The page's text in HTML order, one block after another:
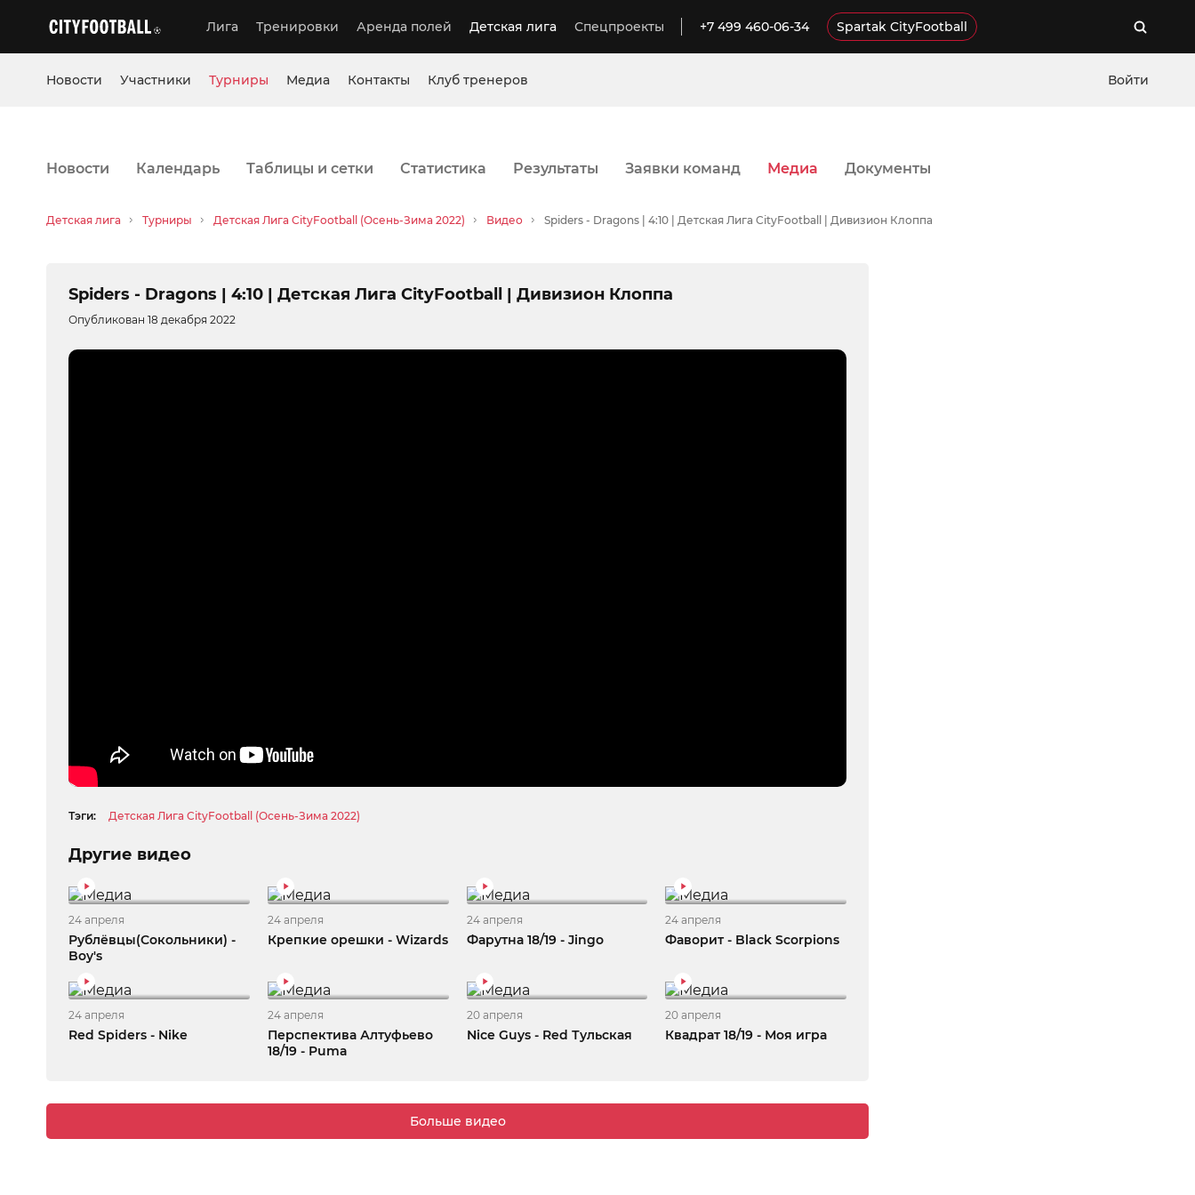
Лига Тренировки Аренда полей Детская лига Спецпроекты +7 499 460-06-34 Spartak CityFootball
Новости Участники Турниры Медиа Контакты Клуб тренеров Войти
Новости Календарь Таблицы и сетки Статистика Результаты Заявки команд Медиа Документы
Детская лига Турниры Детская Лига CityFootball (Осень-Зима 2022) Видео Spiders - Dragons | 4:10 | Детская Лига CityFootball | Дивизион Клоппа
Spiders - Dragons | 4:10 | Детская Лига CityFootball | Дивизион Клоппа
Опубликован 18 декабря 2022
Тэги: Детская Лига CityFootball (Осень-Зима 2022)
Другие видео
24 апреля
Рублёвцы(Сокольники) -
Boy's
24 апреля
Крепкие орешки - Wizards
24 апреля
Фарутна 18/19 - Jingo
24 апреля
Фаворит - Black Scorpions
24 апреля
Red Spiders - Nike
24 апреля
Перспектива Алтуфьево
18/19 - Puma
20 апреля
Nice Guys - Red Тульская
20 апреля
Квадрат 18/19 - Моя игра
Больше видео